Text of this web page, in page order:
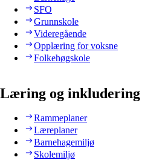
SFO
Grunnskole
Videregående
Opplæring for voksne
Folkehøgskole
Læring og inkludering
Rammeplaner
Læreplaner
Barnehagemiljø
Skolemiljø